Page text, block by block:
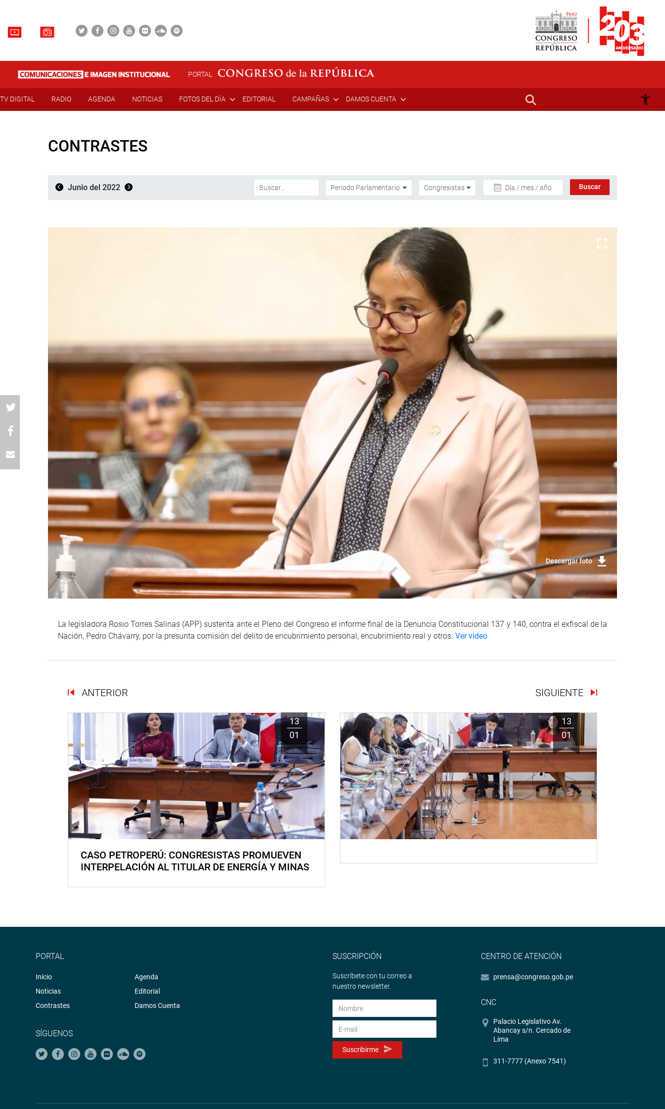
PORTAL
TV DIGITAL RADIO AGENDA NOTICIAS FOTOS DEL DÍA EDITORIAL CAMPAÑAS DAMOS CUENTA
CONTRASTES
Junio del 2022 Día / mes / año
Descargar foto
La legisladora Rosio Torres Salinas (APP) sustenta ante el Pleno del Congreso el informe final de la Denuncia Constitucional 137 y 140, contra el exfiscal de la
Nación, Pedro Chávarry, por la presunta comisión del delito de encubrimiento personal, encubrimiento real y otros. Ver vídeo
ANTERIOR SIGUIENTE
13
01
CASO PETROPERÚ: CONGRESISTAS PROMUEVEN
INTERPELACIÓN AL TITULAR DE ENERGÍA Y MINAS
13
01
PORTAL
Inicio
Noticias
Contrastes
Agenda
Editorial
Damos Cuenta
SÍGUENOS
SUSCRIPCIÓN
Suscríbete con tu correo a
nuestro newsletter.
Suscribirme
CENTRO DE ATENCIÓN
prensa@congreso.gob.pe
CNC
Palacio Legislativo Av.
Abancay s/n. Cercado de
Lima
311-7777 (Anexo 7541)